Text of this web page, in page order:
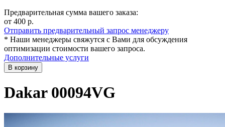
Предварительная сумма вашего заказа:
от 400 р.
Отправить предварительный запрос менеджеру
* Наши менеджеры свяжутся с Вами для обсуждения
оптимизации стоимости вашего запроса.
Дополнительные услуги
В корзину
Dakar 00094VG